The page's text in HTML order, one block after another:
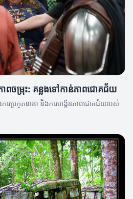
ាពចម្រុះ: គន្លងទៅកាន់ភាពជោគជ័យ
ការប្រកួតនានា និងការបង្កើនភាពជោគជ័យរបស់